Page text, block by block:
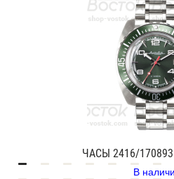
ЧАСЫ 2416/
В